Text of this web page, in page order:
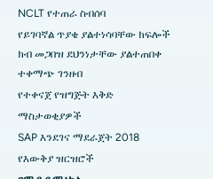
NCLT የተጠራ ስብሰባ
የይገባኛል ጥያቄ ያልተነሳባቸው ክፍሎች
ክብ መጋበዝ ደህንነታቸው ያልተጠበቀ
ተቀማጭ ገንዘብ
የተቀናጀ የዝግጅት እቅድ
ማስታወቂያዎች
SAP እንደገና ማደራጀት 2018
የእውቅያ ዝርዝሮች